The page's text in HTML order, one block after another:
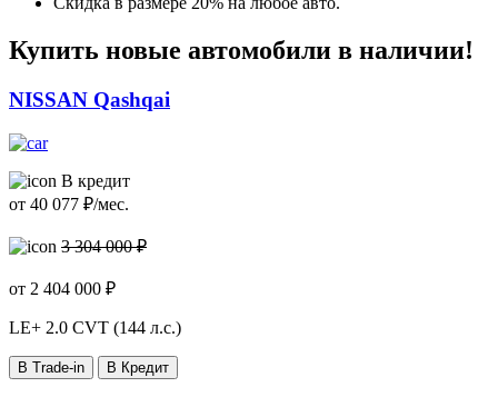
Купить новые автомобили в наличии!
NISSAN Qashqai
В кредит
от 40 077 ₽/мес.
3 304 000 ₽
от 2 404 000 ₽
LE+ 2.0 CVT (144 л.с.)
В Trade-in В Кредит